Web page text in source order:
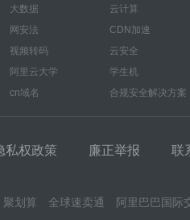
大数据
云计算
网安法
CDN加速
视频转码
云安全
阿里云大学
学生机
cn域名 合规安全解决方案
私权政策 廉正举报 联
聚划算 全球速卖通
阿里巴巴国际